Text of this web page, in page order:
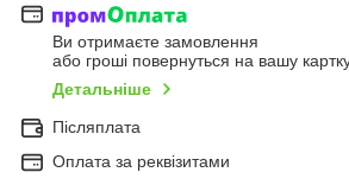
Ви отримаєте замовлення
або гроші повернуться на вашу
Детальніше
Післяплата
Оплата за реквізитами